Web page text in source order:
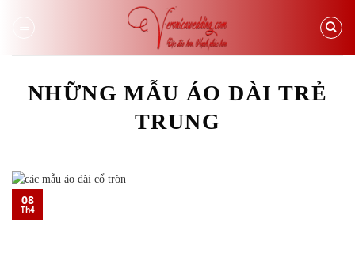
NHỮNG MẪU ÁO DÀI TRẺ
TRUNG
08
Th4